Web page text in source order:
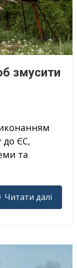
змусити
до ЄС,
та
Читати далі